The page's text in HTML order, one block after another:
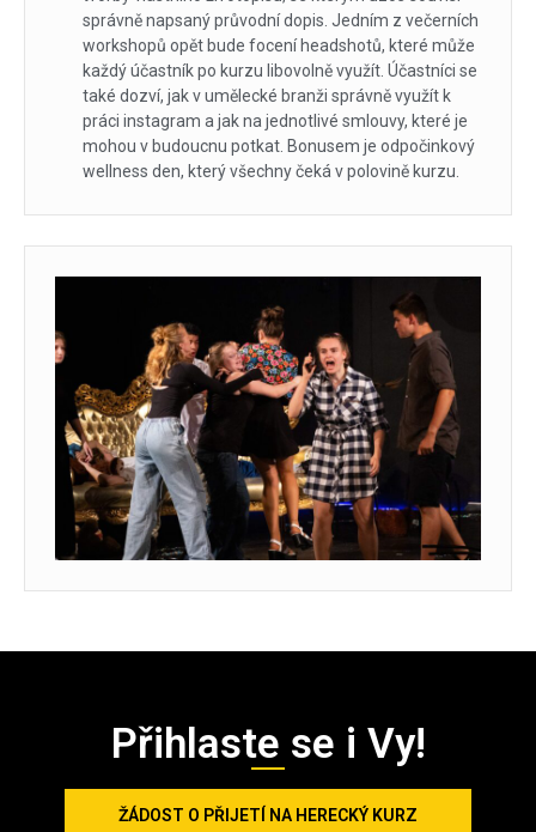
správně napsaný průvodní dopis. Jedním z večerních
workshopů opět bude focení headshotů, které může
každý účastník po kurzu libovolně využít. Účastníci se
také dozví, jak v umělecké branži správně využít k
práci instagram a jak na jednotlivé smlouvy, které je
mohou v budoucnu potkat. Bonusem je odpočinkový
wellness den, který všechny čeká v polovině kurzu.
Přihlaste se i Vy!
ŽÁDOST O PŘIJETÍ NA HERECKÝ KURZ